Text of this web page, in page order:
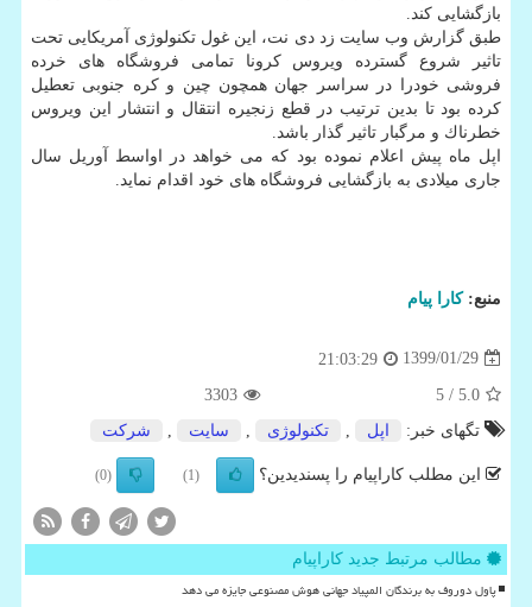
بازگشایی كند.
طبق گزارش وب سایت زد دی نت، این غول تكنولوژی آمریكایی تحت
تاثیر شروع گسترده ویروس كرونا تمامی فروشگاه های خرده
فروشی خودرا در سراسر جهان همچون چین و كره جنوبی تعطیل
كرده بود تا بدین ترتیب در قطع زنجیره انتقال و انتشار این ویروس
خطرناك و مرگبار تاثیر گذار باشد.
اپل ماه پیش اعلام نموده بود كه می خواهد در اواسط آوریل سال
جاری میلادی به بازگشایی فروشگاه های خود اقدام نماید.
منبع:كارا پیام
1399/01/29
21:03:29
5.0
/ 5
3303
تگهای خبر:
اپل تكنولوژی سایت شركت
این مطلب کاراپیام را پسندیدین؟ (1)
(0)
مطالب مرتبط جدید کاراپیام
پاول دوروف به برندگان المپیاد جهانی هوش مصنوعی جایزه می دهد